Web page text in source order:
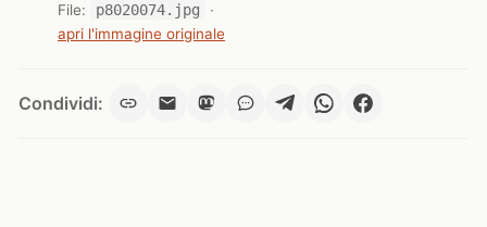
File: p8020074.jpg
·
apri l'immagine originale
Condividi: